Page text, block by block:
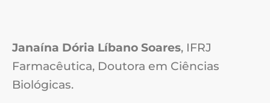
Janaína Dória Líbano Soares, IFRJ
Farmacêutica, Doutora em Ciências
Biológicas.